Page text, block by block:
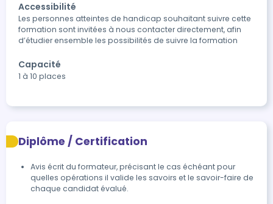
Accessibilité
Les personnes atteintes de handicap souhaitant suivre cette
formation sont invitées à nous contacter directement, afin
Capacité
1 à 10 places
Diplôme / Certification
Avis écrit du formateur, précisant le cas échéant pour
quelles opérations il valide les savoirs et le savoir-faire de
chaque candidat évalué.